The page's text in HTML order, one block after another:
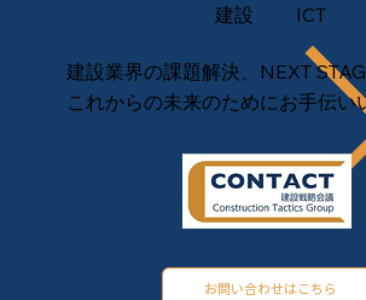
建設 ICT
建設業界の課題解決、NEXT
これからの未来のためにお手伝い
お問い合わせはこちら